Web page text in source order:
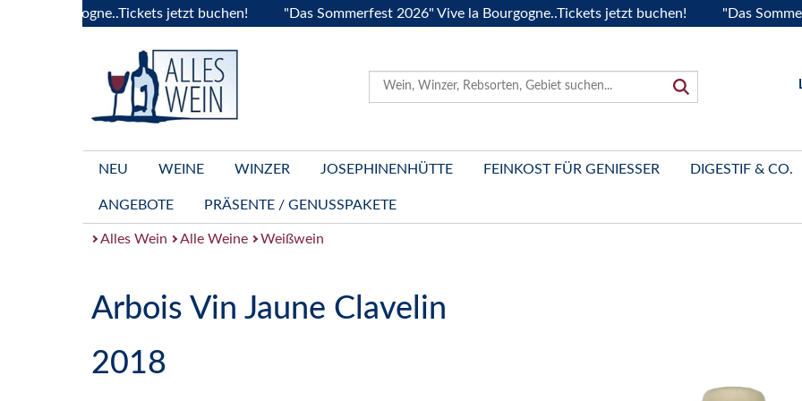
jetzt buchen! "Das Sommerfest 2026" Vive la Bourgogne..Tickets jetzt buchen! "Das Sommerfest
NEU WEINE WINZER JOSEPHINENHÜTTE FEINKOST FÜR GENIESSER DIGESTIF & CO.
ANGEBOTE PRÄSENTE / GENUSSPAKETE
Alles Wein Alle Weine Weißwein
Arbois Vin Jaune Clavelin
2018